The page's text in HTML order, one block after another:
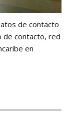
de contacto
de contacto, red
en